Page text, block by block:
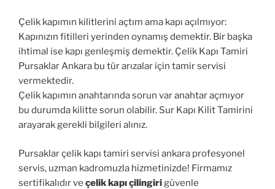
Çelik kapımın kilitlerini açtım ama kapı açılmıyor:
Kapınızın fitilleri yerinden oynamış demektir. Bir başka
ihtimal ise kapı genleşmiş demektir. Çelik Kapı Tamiri
Pursaklar Ankara bu tür arızalar için tamir servisi
vermektedir.
Çelik kapımın anahtarında sorun var anahtar açmıyor
bu durumda kilitte sorun olabilir. Sur Kapı Kilit Tamirini
arayarak gerekli bilgileri alınız.
Pursaklar çelik kapı tamiri servisi ankara profesyonel
servis, uzman kadromuzla hizmetinizde! Firmamız
sertifikalıdır ve çelik kapı çilingirigüvenle